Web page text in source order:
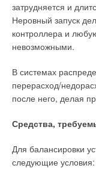
затрудняется и
Неровный запуск
контроллера и
невозможными.
В системах
перерасход/
после него, делая
Средства,
Для балансировки
следующие условия:
Если раньше
нескольких дней
теперь систему уже
расчетный режим.
— Последний
внутрипольными
можно
примеру, с теплыми
конвекторы Oplflex